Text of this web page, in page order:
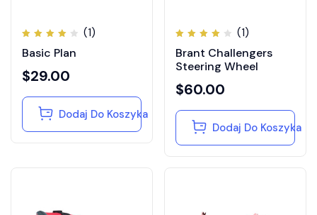
4.00
(1)
Basic Plan
$29.00
Dodaj Do Koszyka
4.00
(1)
Brant Challengers
Steering Wheel
$60.00
Dodaj Do Koszyka